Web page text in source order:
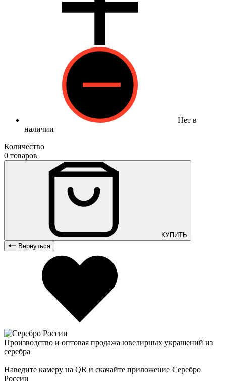
Нет в
наличии
Количество
0 товаров
КУПИТЬ
Вернуться
Производство и оптовая продажа ювелирных украшений из
серебра
Наведите камеру на QR и скачайте приложение Серебро
России